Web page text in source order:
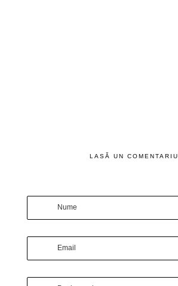
LASĂ UN COMENTARIU
Nume
Email